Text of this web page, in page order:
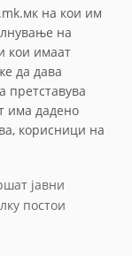
на кои им
на
кои имаат
да дава
претставува
има дадено
корисници на
јавни
постои